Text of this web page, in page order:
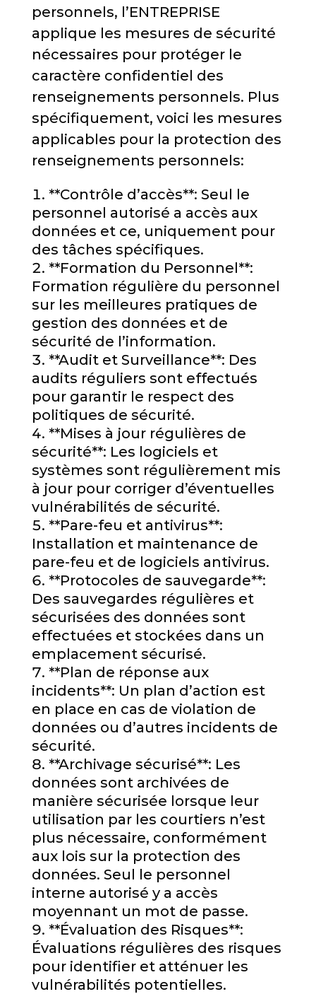
personnels, l’ENTREPRISE
applique les mesures de sécurité
nécessaires pour protéger le
caractère confidentiel des
renseignements personnels. Plus
spécifiquement, voici les mesures
applicables pour la protection des
renseignements personnels:
**Contrôle d’accès**: Seul le
personnel autorisé a accès aux
données et ce, uniquement pour
des tâches spécifiques.
**Formation du Personnel**:
Formation régulière du personnel
sur les meilleures pratiques de
gestion des données et de
sécurité de l’information.
**Audit et Surveillance**: Des
audits réguliers sont effectués
pour garantir le respect des
politiques de sécurité.
**Mises à jour régulières de
sécurité**: Les logiciels et
systèmes sont régulièrement mis
à jour pour corriger d’éventuelles
vulnérabilités de sécurité.
**Pare-feu et antivirus**:
Installation et maintenance de
pare-feu et de logiciels antivirus.
**Protocoles de sauvegarde**:
Des sauvegardes régulières et
sécurisées des données sont
effectuées et stockées dans un
emplacement sécurisé.
**Plan de réponse aux
incidents**: Un plan d’action est
en place en cas de violation de
données ou d’autres incidents de
sécurité.
**Archivage sécurisé**: Les
données sont archivées de
manière sécurisée lorsque leur
utilisation par les courtiers n’est
plus nécessaire, conformément
aux lois sur la protection des
données. Seul le personnel
interne autorisé y a accès
moyennant un mot de passe.
**Évaluation des Risques**:
Évaluations régulières des risques
pour identifier et atténuer les
vulnérabilités potentielles.